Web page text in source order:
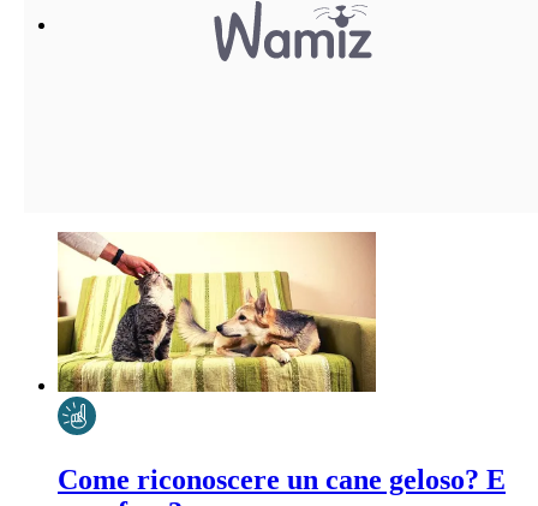
Come riconoscere un cane geloso? E